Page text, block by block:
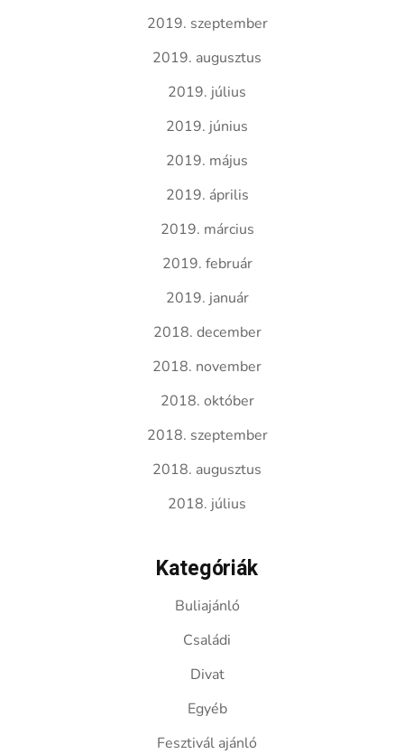
2019. szeptember
2019. augusztus
2019. július
2019. június
2019. május
2019. április
2019. március
2019. február
2019. január
2018. december
2018. november
2018. október
2018. szeptember
2018. augusztus
2018. július
Kategóriák
Buliajánló
Családi
Divat
Egyéb
Fesztivál ajánló